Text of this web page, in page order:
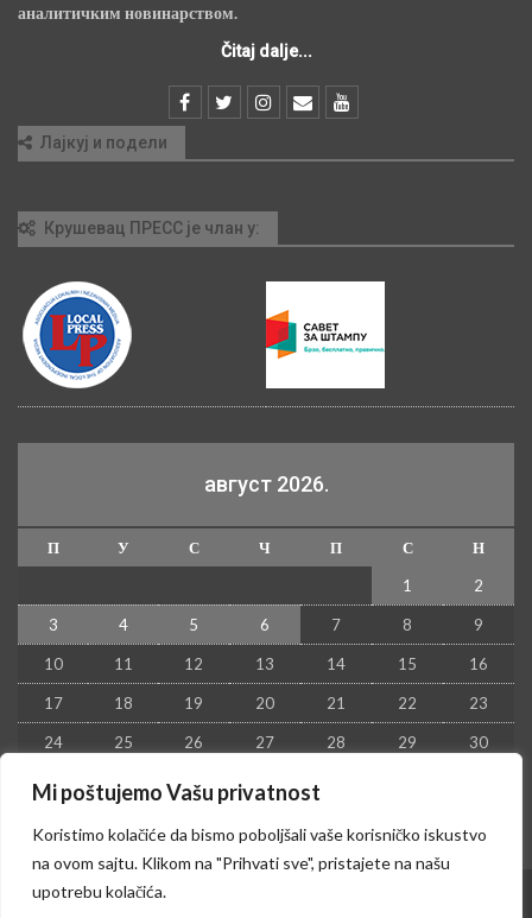
Mi poštujemo Vašu privatnost
Koristimo kolačiće da bismo poboljšali vaše korisničko iskustvo
na ovom sajtu. Klikom na "Prihvati sve", pristajete na našu
upotrebu kolačića.
аналитичким новинарством.
Čitaj dalje...
Лајкуј и подели
Крушевац ПРЕСС је члан у:
август 2026.
П У С Ч П С
Н
1
2
3 4 5 6 7 8 9
10 11 12 13 14 15 16
17 18 19 20 21 22 23
24 25 26 27 28 29 30
31